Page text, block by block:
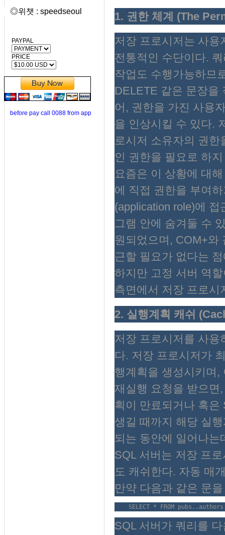
◎위챗 : speedseoul
PAYPAL
PRICE
before pay call 0088 from app
1. 권한 체계 (The
저장 프로시저는 사
전통적인 수단이다.
작업도 수행가능하므
DELETE 같은 문장을
어, 권한을 가진 사용
을 인상시킬 수 있다.
로시저 소유자의 권
인 권한을 필요로 하
요즘은 이 상황에 대
에 직접 권한을 부여
(application role)에
그램 안에 숨겨둘 수
원되었으며, COM+와
근할 필요가 없다는
하지만 고정 서버 역
측면에서 저장 프로시
2. 실행계획 캐쉬
저장 프로시저를 사
다. 저장 프로시저가
행계획을 생성시키며,
재실행 요청을 받으면
획이 만료되거나 혹
생길 때까지 해당 실
되는 동안에 일어나
SQL 서버는 저장 프
도 캐쉬한다. 자동 매
만약 다음과 같은 문
SELECT * FROM
SQL 서버가 쿼리를